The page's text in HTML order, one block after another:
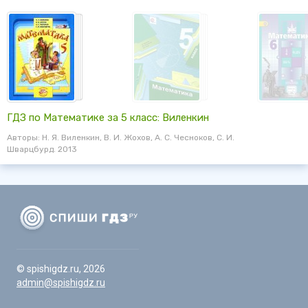
ГДЗ по Математике за 5 класс: Виленкин
Авторы: Н. Я. Виленкин, В. И. Жохов, А. С. Чесноков, С. И.
Шварцбурд. 2013
© spishigdz.ru, 2026
admin@spishigdz.ru